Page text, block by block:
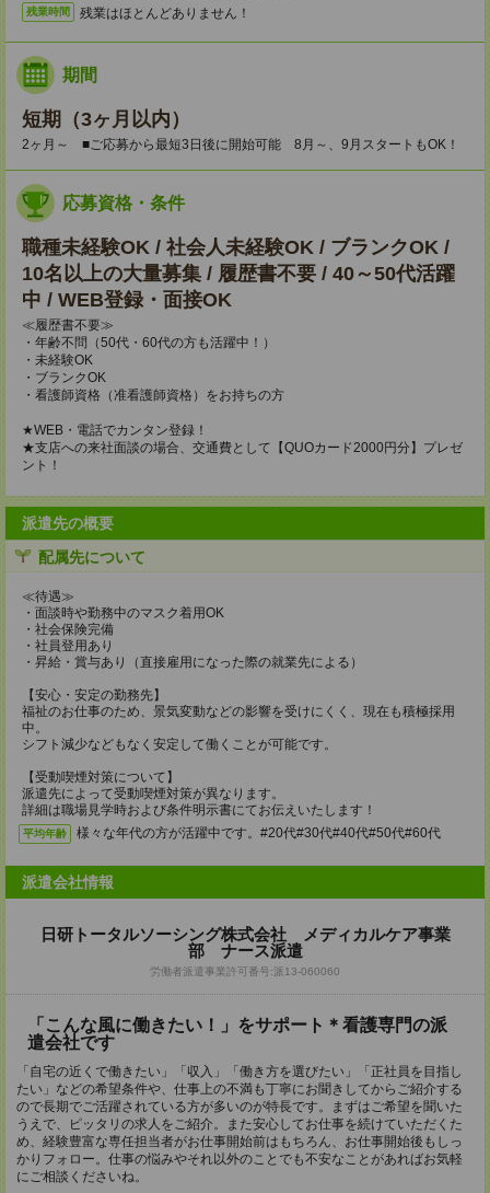
残業時間 残業はほとんどありません！
期間
短期（3ヶ月以内）
2ヶ月～ ■ご応募から最短3日後に開始可能 8月～、9月スタートもOK！
応募資格・条件
職種未経験OK / 社会人未経験OK / ブランクOK /
10名以上の大量募集 / 履歴書不要 / 40～50代活躍
中 / WEB登録・面接OK
≪履歴書不要≫
・年齢不問（50代・60代の方も活躍中！）
・未経験OK
・ブランクOK
・看護師資格（准看護師資格）をお持ちの方
★WEB・電話でカンタン登録！
★支店への来社面談の場合、交通費として【QUOカード2000円分】プレゼ
ント！
派遣先の概要
配属先について
≪待遇≫
・面談時や勤務中のマスク着用OK
・社会保険完備
・社員登用あり
・昇給・賞与あり（直接雇用になった際の就業先による）
【安心・安定の勤務先】
福祉のお仕事のため、景気変動などの影響を受けにくく、現在も積極採用
中。
シフト減少などもなく安定して働くことが可能です。
【受動喫煙対策について】
派遣先によって受動喫煙対策が異なります。
詳細は職場見学時および条件明示書にてお伝えいたします！
平均年齢 様々な年代の方が活躍中です。#20代#30代#40代#50代#60代
派遣会社情報
日研トータルソーシング株式会社 メディカルケア事業
部 ナース派遣
労働者派遣事業許可番号:派13-060060
「こんな風に働きたい！」をサポート＊看護専門の派
遣会社です
「自宅の近くで働きたい」「収入」「働き方を選びたい」「正社員を目指し
たい」などの希望条件や、仕事上の不満も丁寧にお聞きしてからご紹介する
ので長期でご活躍されている方が多いのが特長です。まずはご希望を聞いた
うえで、ピッタリの求人をご紹介。また安心してお仕事を続けていただくた
め、経験豊富な専任担当者がお仕事開始前はもちろん、お仕事開始後もしっ
かりフォロー。仕事の悩みやそれ以外のことでも不安なことがあればお気軽
にご相談くださいね。